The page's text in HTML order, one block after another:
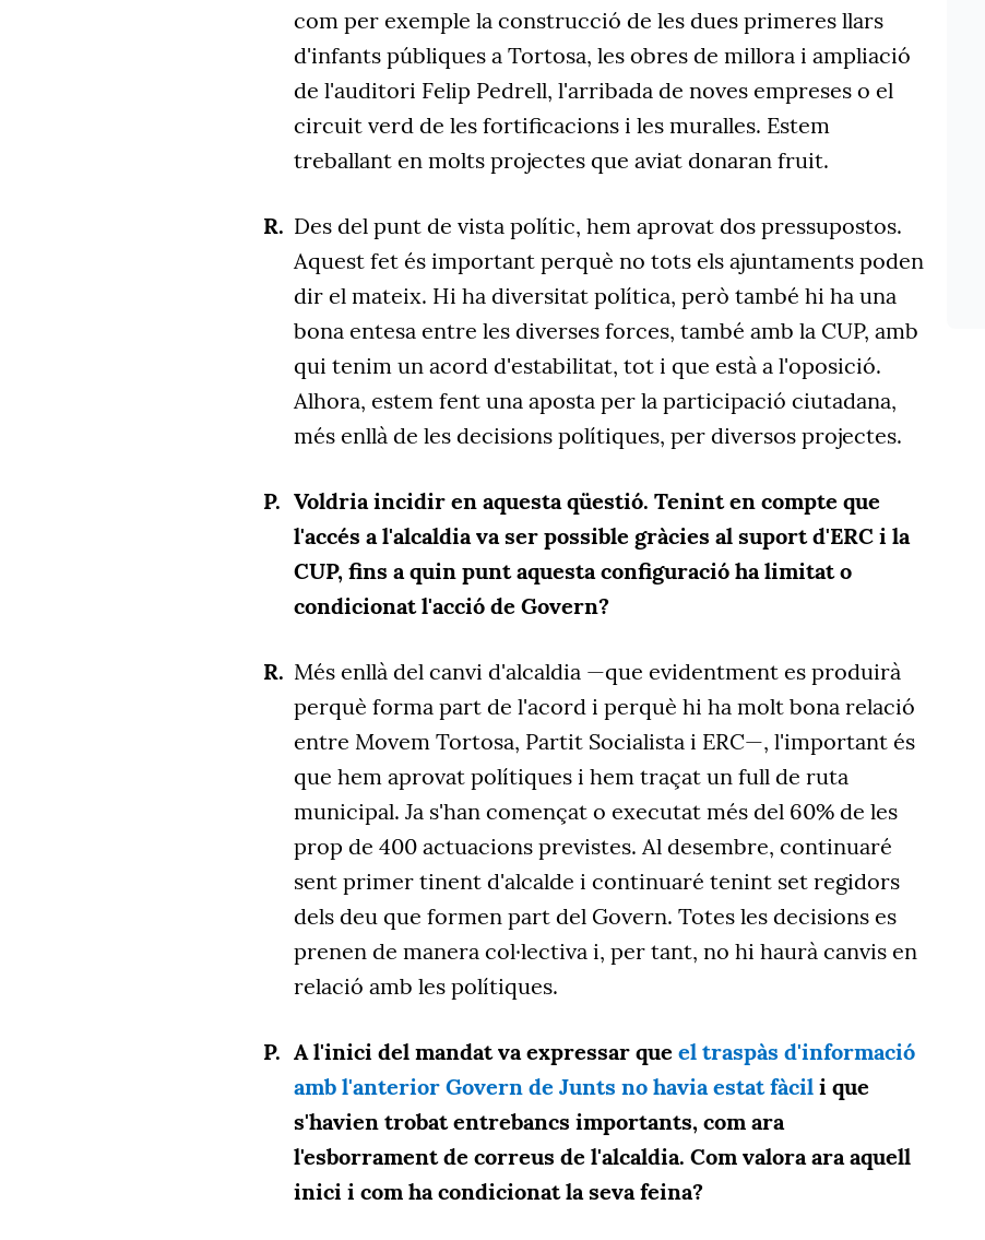
com per exemple la construcció de les dues primeres llars
d'infants públiques a Tortosa, les obres de millora i ampliació
de l'auditori Felip Pedrell, l'arribada de noves empreses o el
circuit verd de les fortificacions i les muralles. Estem
treballant en molts projectes que aviat donaran fruit.
Des del punt de vista polític, hem aprovat dos pressupostos.
Aquest fet és important perquè no tots els ajuntaments poden
dir el mateix. Hi ha diversitat política, però també hi ha una
bona entesa entre les diverses forces, també amb la CUP, amb
qui tenim un acord d'estabilitat, tot i que està a l'oposició.
Alhora, estem fent una aposta per la participació ciutadana,
més enllà de les decisions polítiques, per diversos projectes.
Voldria incidir en aquesta qüestió. Tenint en compte que
l'accés a l'alcaldia va ser possible gràcies al suport d'ERC i la
CUP, fins a quin punt aquesta configuració ha limitat o
condicionat l'acció de Govern?
Més enllà del canvi d'alcaldia —que evidentment es produirà
perquè forma part de l'acord i perquè hi ha molt bona relació
entre Movem Tortosa, Partit Socialista i ERC—, l'important és
que hem aprovat polítiques i hem traçat un full de ruta
municipal. Ja s'han començat o executat més del 60% de les
prop de 400 actuacions previstes. Al desembre, continuaré
sent primer tinent d'alcalde i continuaré tenint set regidors
dels deu que formen part del Govern. Totes les decisions es
prenen de manera col·lectiva i, per tant, no hi haurà canvis en
relació amb les polítiques.
A l'inici del mandat va expressar que el traspàs d'informació
amb l'anterior Govern de Junts no havia estat fàcil i que
s'havien trobat entrebancs importants, com ara
l'esborrament de correus de l'alcaldia. Com valora ara aquell
inici i com ha condicionat la seva feina?